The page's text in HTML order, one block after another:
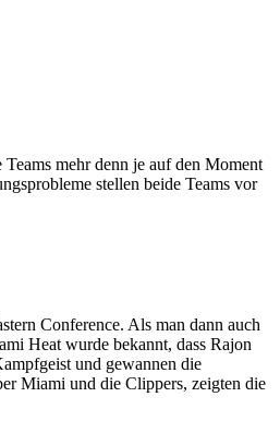
mehr denn je auf den Moment
stellen beide Teams vor
Conference. Als man dann auch
Heat wurde bekannt, dass Rajon
und gewannen die
Miami und die Clippers, zeigten die